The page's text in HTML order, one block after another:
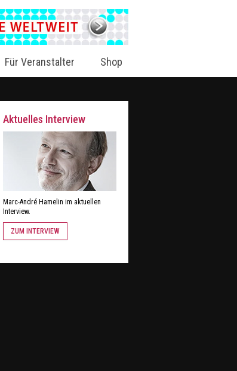
Für Veranstalter Shop
Aktuelles Interview
Marc-André Hamelin im aktuellen
Interview.
ZUM INTERVIEW